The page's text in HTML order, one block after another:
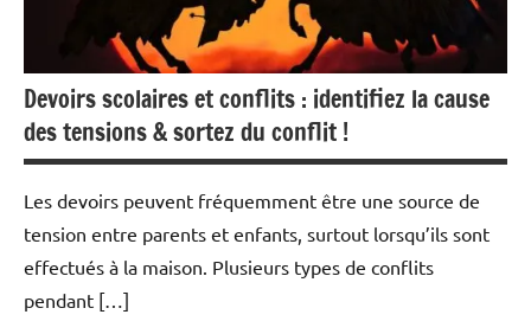
Devoirs scolaires et conflits : identifiez la cause
des tensions & sortez du conflit !
Les devoirs peuvent fréquemment être une source de
tension entre parents et enfants, surtout lorsqu’ils sont
effectués à la maison. Plusieurs types de conflits
pendant […]